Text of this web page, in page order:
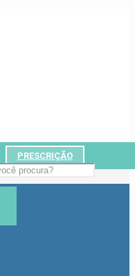
PRESCRIÇÃO